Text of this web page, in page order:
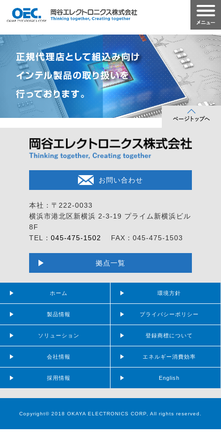
お問い合わせ
本社：〒222-0033
横浜市港北区新横浜 2-3-19 プライム新横浜ビル
8F
TEL： 045-475-1502 FAX：045-475-1503
拠点一覧
ホーム
製品情報
ソリューション
会社情報
採用情報
環境方針
プライバシーポリシー
登録商標について
エネルギー消費効率
English
Copyright© 2018 OKAYA ELECTRONICS CORP, All rights reserved.